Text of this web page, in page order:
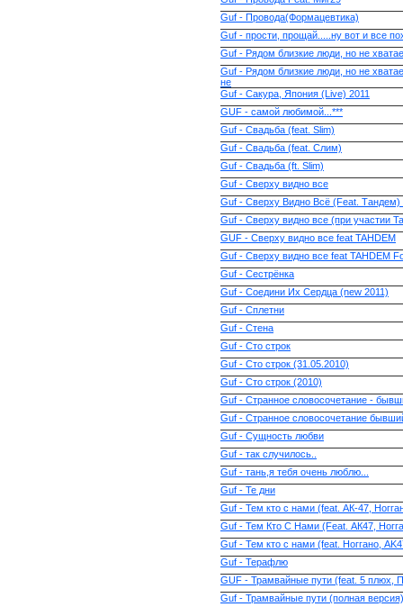
Guf - Провода(Формацевтика)
Guf - прости, прощай.....ну вот и все
Guf - Рядом близкие люди, но не
Guf - Рядом близкие люди, но не
не
Guf - Сакура, Япония (Live) 2011
GUF - самой любимой...***
Guf - Свадьба (feat. Slim)
Guf - Свадьба (feat. Слим)
Guf - Свадьба (ft. Slim)
Guf - Сверху видно все
Guf - Сверху Видно Всё (Feat. Тандем)
Guf - Сверху видно все (при участии
GUF - Сверху видно все feat TAHDEM
Guf - Сверху видно все feat TAHDEM
Guf - Сестрёнка
Guf - Соедини Их Сердца (new 2011)
Guf - Сплетни
Guf - Стена
Guf - Сто строк
Guf - Сто строк (31.05.2010)
Guf - Сто строк (2010)
Guf - Странное словосочетание -
Guf - Странное словосочетание
Guf - Сущность любви
Guf - так случилось..
Guf - тань,я тебя очень люблю...
Guf - Те дни
Guf - Тем кто с нами (feat. АК-47,
Guf - Тем Кто С Нами (Feat. АК47,
Guf - Тем кто с нами (feat. Ноггано,
Guf - Терафлю
GUF - Трамвайные пути (feat. 5 плюх,
Guf - Трамвайные пути (полная